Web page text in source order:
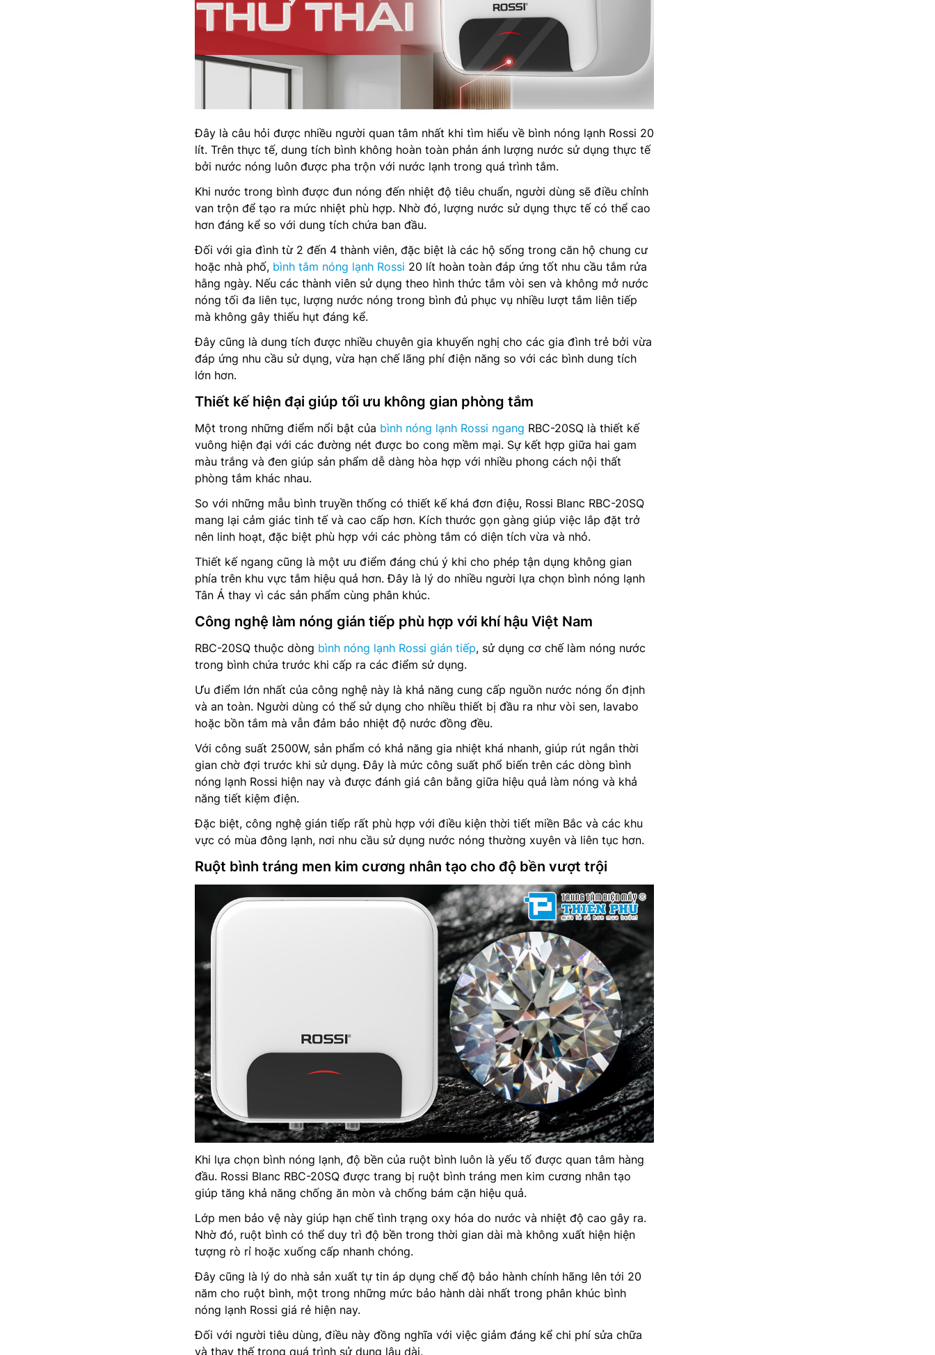
Đây là câu hỏi được nhiều người quan tâm nhất khi tìm hiểu về bình nóng lạnh Rossi 20
lít. Trên thực tế, dung tích bình không hoàn toàn phản ánh lượng nước sử dụng thực tế
bởi nước nóng luôn được pha trộn với nước lạnh trong quá trình tắm.
Khi nước trong bình được đun nóng đến nhiệt độ tiêu chuẩn, người dùng sẽ điều chỉnh
van trộn để tạo ra mức nhiệt phù hợp. Nhờ đó, lượng nước sử dụng thực tế có thể cao
hơn đáng kể so với dung tích chứa ban đầu.
Đối với gia đình từ 2 đến 4 thành viên, đặc biệt là các hộ sống trong căn hộ chung cư
hoặc nhà phố, bình tắm nóng lạnh Rossi 20 lít hoàn toàn đáp ứng tốt nhu cầu tắm rửa
hằng ngày. Nếu các thành viên sử dụng theo hình thức tắm vòi sen và không mở nước
nóng tối đa liên tục, lượng nước nóng trong bình đủ phục vụ nhiều lượt tắm liên tiếp
mà không gây thiếu hụt đáng kể.
Đây cũng là dung tích được nhiều chuyên gia khuyến nghị cho các gia đình trẻ bởi vừa
đáp ứng nhu cầu sử dụng, vừa hạn chế lãng phí điện năng so với các bình dung tích
lớn hơn.
Thiết kế hiện đại giúp tối ưu không gian phòng tắm
Một trong những điểm nổi bật của bình nóng lạnh Rossi ngang RBC-20SQ là thiết kế
vuông hiện đại với các đường nét được bo cong mềm mại. Sự kết hợp giữa hai gam
màu trắng và đen giúp sản phẩm dễ dàng hòa hợp với nhiều phong cách nội thất
phòng tắm khác nhau.
So với những mẫu bình truyền thống có thiết kế khá đơn điệu, Rossi Blanc RBC-20SQ
mang lại cảm giác tinh tế và cao cấp hơn. Kích thước gọn gàng giúp việc lắp đặt trở
nên linh hoạt, đặc biệt phù hợp với các phòng tắm có diện tích vừa và nhỏ.
Thiết kế ngang cũng là một ưu điểm đáng chú ý khi cho phép tận dụng không gian
phía trên khu vực tắm hiệu quả hơn. Đây là lý do nhiều người lựa chọn bình nóng lạnh
Tân Á thay vì các sản phẩm cùng phân khúc.
Công nghệ làm nóng gián tiếp phù hợp với khí hậu Việt Nam
RBC-20SQ thuộc dòng bình nóng lạnh Rossi gián tiếp, sử dụng cơ chế làm nóng nước
trong bình chứa trước khi cấp ra các điểm sử dụng.
Ưu điểm lớn nhất của công nghệ này là khả năng cung cấp nguồn nước nóng ổn định
và an toàn. Người dùng có thể sử dụng cho nhiều thiết bị đầu ra như vòi sen, lavabo
hoặc bồn tắm mà vẫn đảm bảo nhiệt độ nước đồng đều.
Với công suất 2500W, sản phẩm có khả năng gia nhiệt khá nhanh, giúp rút ngắn thời
gian chờ đợi trước khi sử dụng. Đây là mức công suất phổ biến trên các dòng bình
nóng lạnh Rossi hiện nay và được đánh giá cân bằng giữa hiệu quả làm nóng và khả
năng tiết kiệm điện.
Đặc biệt, công nghệ gián tiếp rất phù hợp với điều kiện thời tiết miền Bắc và các khu
vực có mùa đông lạnh, nơi nhu cầu sử dụng nước nóng thường xuyên và liên tục hơn.
Ruột bình tráng men kim cương nhân tạo cho độ bền vượt trội
Khi lựa chọn bình nóng lạnh, độ bền của ruột bình luôn là yếu tố được quan tâm hàng
đầu. Rossi Blanc RBC-20SQ được trang bị ruột bình tráng men kim cương nhân tạo
giúp tăng khả năng chống ăn mòn và chống bám cặn hiệu quả.
Lớp men bảo vệ này giúp hạn chế tình trạng oxy hóa do nước và nhiệt độ cao gây ra.
Nhờ đó, ruột bình có thể duy trì độ bền trong thời gian dài mà không xuất hiện hiện
tượng rò rỉ hoặc xuống cấp nhanh chóng.
Đây cũng là lý do nhà sản xuất tự tin áp dụng chế độ bảo hành chính hãng lên tới 20
năm cho ruột bình, một trong những mức bảo hành dài nhất trong phân khúc bình
nóng lạnh Rossi giá rẻ hiện nay.
Đối với người tiêu dùng, điều này đồng nghĩa với việc giảm đáng kể chi phí sửa chữa
và thay thế trong quá trình sử dụng lâu dài.